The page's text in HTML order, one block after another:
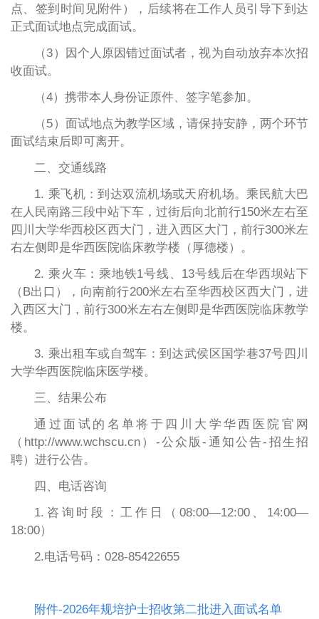
点、签到时间见附件），后续将在工作人员引导下到达
正式面试地点完成面试。
（3）因个人原因错过面试者，视为自动放弃本次招
收面试。
（4）携带本人身份证原件、签字笔参加。
（5）面试地点为教学区域，请保持安静，两个环节
面试结束后即可离开。
二、交通线路
1. 乘飞机：到达双流机场或天府机场。乘民航大巴
在人民南路三段中站下车，过街后向北前行150米左右至
四川大学华西校区西大门，进入西区大门，前行300米左
右左侧即是华西医院临床教学楼（厚德楼）。
2. 乘火车：乘地铁1号线、13号线后在华西坝站下
（B出口），向南前行200米左右至华西校区西大门，进
入西区大门，前行300米左右左侧即是华西医院临床教学
楼。
3. 乘出租车或自驾车：到达武侯区国学巷37号四川
大学华西医院临床医学楼。
三、结果公布
通过面试的名单将于四川大学华西医院官网
（http://www.wchscu.cn）-公众版-通知公告-招生招
聘）进行公告。
四、电话咨询
1.咨询时段：工作日（08:00—12:00、14:00—
18:00）
2.电话号码：028-85422655
附件-2026年规培护士招收第二批进入面试名单